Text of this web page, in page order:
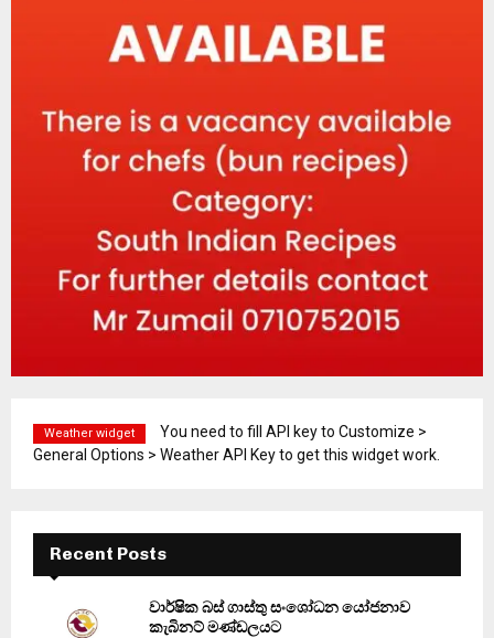
Weather widget
You need to fill API key to Customize >
General Options > Weather API Key to get this widget work.
Recent Posts
වාර්ෂික බස් ගාස්තු සංශෝධන යෝජනාව
කැබිනට් මණ්ඩලයට